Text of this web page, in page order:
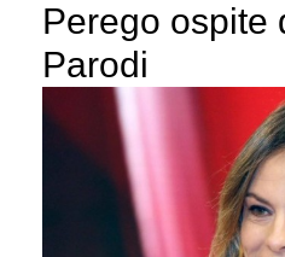
Perego ospite
Parodi